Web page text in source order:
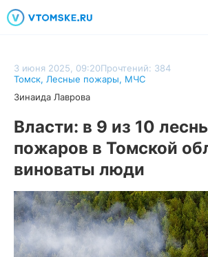
3 июня 2025, 09:20Прочтений: 384
Томск, Лесные пожары, МЧС
Зинаида Лаврова
Власти: в 9 из 10
пожаров в Томской
виноваты люди